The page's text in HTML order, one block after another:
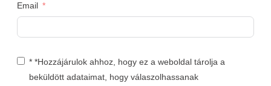
Email
* *Hozzájárulok ahhoz, hogy ez a weboldal tárolja a
beküldött adataimat, hogy válaszolhassanak